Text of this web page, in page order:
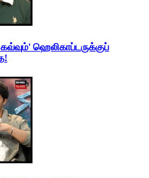
ஹெலிகாப்டருக்குப்